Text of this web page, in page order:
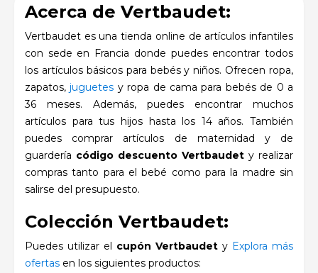
Acerca de Vertbaudet:
Vertbaudet es una tienda online de artículos infantiles
con sede en Francia donde puedes encontrar todos
los artículos básicos para bebés y niños. Ofrecen ropa,
zapatos, juguetes y ropa de cama para bebés de 0 a
36 meses. Además, puedes encontrar muchos
artículos para tus hijos hasta los 14 años. También
puedes comprar artículos de maternidad y de
guardería código descuento Vertbaudet y realizar
compras tanto para el bebé como para la madre sin
salirse del presupuesto.
Colección Vertbaudet:
Puedes utilizar el cupón Vertbaudet y Explora más
ofertas en los siguientes productos: